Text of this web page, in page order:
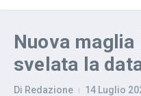
Nuova
svelata la
Di Redazione 14 Luglio